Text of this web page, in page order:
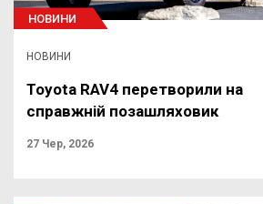
НОВИНИ
НОВИНИ
Toyota RAV4 перетворили на
справжній позашляховик
27 Чер, 2026